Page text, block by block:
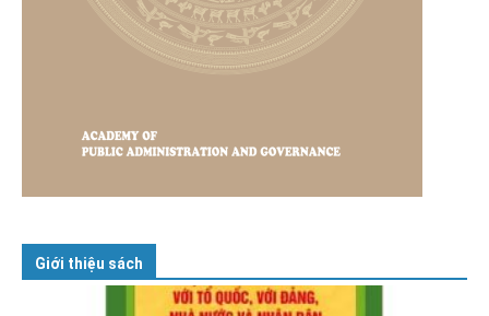
Giới thiệu sách